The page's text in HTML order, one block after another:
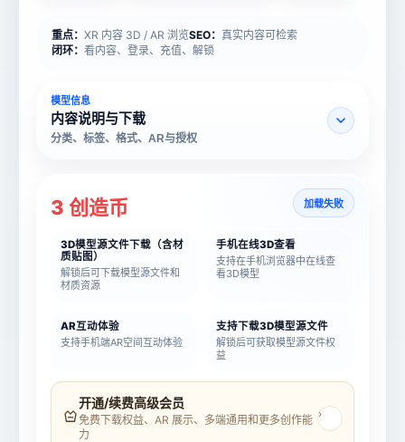
重点： XR 内容 3D / AR 浏览SEO： 真实内容可检索
闭环： 看内容、登录、充值、解锁
模型信息
内容说明与下载
分类、标签、格式、AR与授权
模型名称
3 创造币 加载失败
3D模型源文件下载（含材
质贴图）
解锁后可下载模型源文件和
材质资源
手机在线3D查看
支持在手机浏览器中在线查
看3D模型
AR互动体验
支持手机端AR空间互动体验
支持下载3D模型源文件
解锁后可获取模型源文件权
益
开通/续费高级会员
免费下载权益、AR 展示、多端通用和更多创作能
力
›